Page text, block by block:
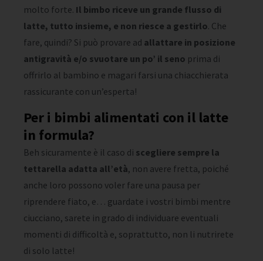
molto forte. Il bimbo riceve un grande flusso di
latte, tutto insieme, e non riesce a gestirlo. Che
fare, quindi? Si può provare ad allattare in posizione
antigravità e/o svuotare un po’ il seno prima di
offrirlo al bambino e magari farsi una chiacchierata
rassicurante con un’esperta!
Per i bimbi alimentati con il latte
in formula?
Beh sicuramente è il caso di scegliere sempre la
tettarella adatta all’età, non avere fretta, poiché
anche loro possono voler fare una pausa per
riprendere fiato, e… guardate i vostri bimbi mentre
ciucciano, sarete in grado di individuare eventuali
momenti di difficoltà e, soprattutto, non li nutrirete
di solo latte!